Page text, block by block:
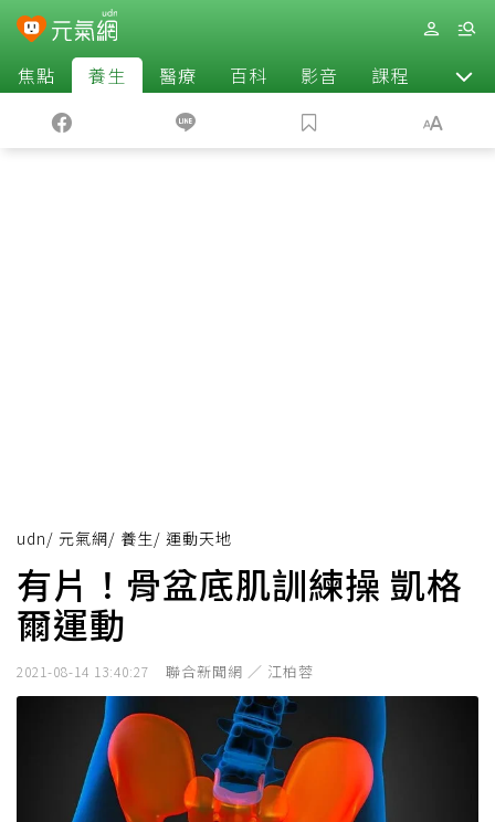
焦點 養生 醫療 百科 影音 課程 退休
udn/ 元氣網/ 養生/ 運動天地
有片！骨盆底肌訓練操 凱格
爾運動
2021-08-14 13:40:27 聯合新聞網 ／ 江柏蓉